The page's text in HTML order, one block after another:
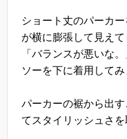
ショート丈のパーカ
が横に膨張して見え
「バランスが悪いな
ソーを下に着用してみ
パーカーの裾から出
てスタイリッシュさ